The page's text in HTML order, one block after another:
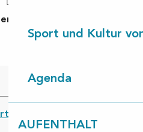
Sport und Kultur
Agenda
AUFENTHALT
angeben